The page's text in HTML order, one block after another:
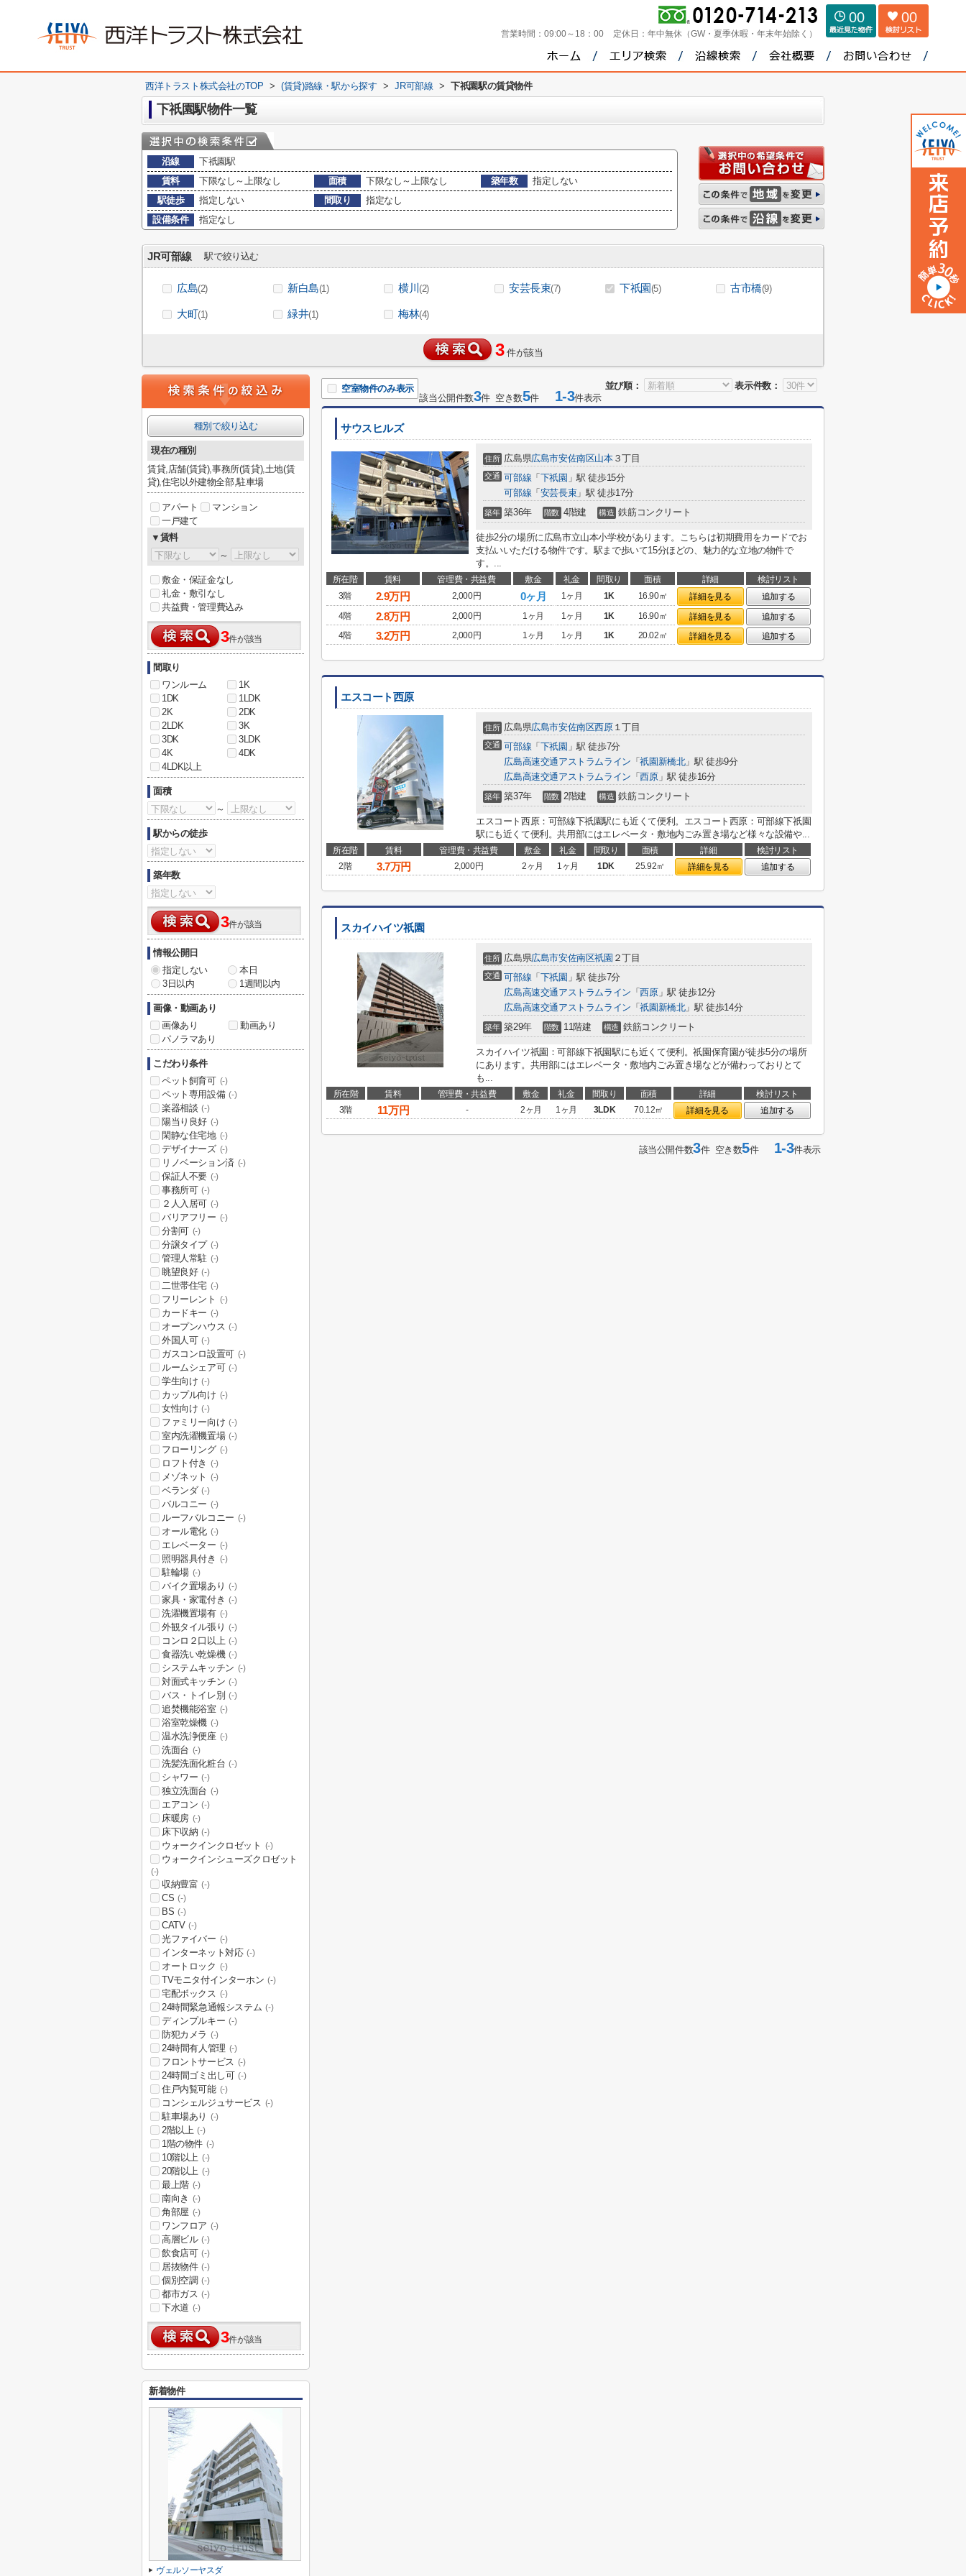
営業時間： 09:00～18：00 定休日： 年中無休（GW・夏季休暇・年末年始除く）
00 00
西洋トラスト株式会社のTOP > (賃貸)路線・駅から探す > JR可部線 > 下祇園駅の賃貸物件
下祇園駅物件一覧
沿線
下祇園駅
賃料
下限なし～上限なし 面積 下限なし～上限なし 築年数
指定しない
駅徒歩
指定しない 間取り
指定なし
設備条件
指定なし
JR可部線 駅で絞り込む
広島(2) 新白島(1) 横川(2) 安芸長束(7) 下祇園(5) 古市橋(9)
大町(1) 緑井(1) 梅林(4)
3 件が該当
並び順： 表示件数：
空室物件のみ表示
該当公開件数3件 空き数5件 1-3件表示
サウスヒルズ
住所 広島県広島市安佐南区山本３丁目
交通 可部線 「 下祇園 」駅 徒歩15分
可部線 「 安芸長束」駅 徒歩17分
築年 築36年 階数 4階建 構造 鉄筋コンクリート
徒歩2分の場所に広島市立山本小学校があります。こちらは初期費用をカードでお
支払いいただける物件です。駅まで歩いて15分ほどの、魅力的な立地の物件で
す。...
所在階 賃料 管理費・共益費 敷金 礼金 間取り 面積 詳細
検討リスト
3階
2.9万円 2,000円 0ヶ月 1ヶ月 1K 16.90㎡ 詳細を見る
追加する
4階
2.8万円 2,000円 1ヶ月 1ヶ月 1K 16.90㎡ 詳細を見る
追加する
4階
3.2万円 2,000円 1ヶ月 1ヶ月 1K 20.02㎡ 詳細を見る 追加する
エスコート西原
住所 広島県広島市安佐南区西原１丁目
交通 可部線 「 下祇園 」駅 徒歩7分
広島高速交通アストラムライン 「祇園新橋北」駅 徒歩9分
広島高速交通アストラムライン 「西原」駅 徒歩16分
築年 築37年 階数 2階建 構造 鉄筋コンクリート
エスコート西原：可部線下祇園駅にも近くて便利。エスコート西原：可部線下祇園
駅にも近くて便利。共用部にはエレベータ・敷地内ごみ置き場など様々な設備や...
所在階 賃料 管理費・共益費 敷金 礼金 間取り 面積 詳細
検討リスト
2階
3.7万円 2,000円 2ヶ月 1ヶ月 1DK 25.92㎡ 詳細を見る 追加する
スカイハイツ祇園
住所 広島県広島市安佐南区祇園 ２丁目
交通 可部線 「 下祇園 」駅 徒歩7分
広島高速交通アストラムライン 「西原」駅 徒歩12分
広島高速交通アストラムライン 「祇園新橋北」駅 徒歩14分
築年 築29年 階数 11階建 構造 鉄筋コンクリート
スカイハイツ祇園：可部線下祇園駅にも近くて便利。祇園保育園が徒歩5分の場所
にあります。共用部にはエレベータ・敷地内ごみ置き場などが備わっておりとて
も...
所在階 賃料 管理費・共益費 敷金 礼金 間取り 面積 詳細
検討リスト
3階
11万円 - 2ヶ月 1ヶ月 3LDK 70.12㎡ 詳細を見る 追加する
該当公開件数3件 空き数5件1-3件表示
種別で絞り込む
現在の種別
賃貸,店舗(賃貸),事務所(賃貸),土地(賃
貸),住宅以外建物全部,駐車場
アパート
マンション
一戸建て
▼賃料
～
敷金・保証金なし
礼金・敷引なし
共益費・管理費込み
3件が該当
間取り
ワンルーム
1K
1DK
1LDK
2K
2DK
2LDK
3K
3DK
3LDK
4K
4DK
4LDK以上
面積
～
駅からの徒歩
築年数
3件が該当
情報公開日
指定しない
本日
3日以内
1週間以内
画像・動画あり
画像あり
動画あり
パノラマあり
こだわり条件
ペット飼育可 (-)
ペット専用設備 (-)
楽器相談 (-)
陽当り良好 (-)
閑静な住宅地 (-)
デザイナーズ (-)
リノベーション済 (-)
保証人不要 (-)
事務所可 (-)
２人入居可 (-)
バリアフリー (-)
分割可 (-)
分譲タイプ (-)
管理人常駐 (-)
眺望良好 (-)
二世帯住宅 (-)
フリーレント (-)
カードキー (-)
オープンハウス (-)
外国人可 (-)
ガスコンロ設置可 (-)
ルームシェア可 (-)
学生向け (-)
カップル向け (-)
女性向け (-)
ファミリー向け (-)
室内洗濯機置場 (-)
フローリング (-)
ロフト付き (-)
メゾネット (-)
ベランダ (-)
バルコニー (-)
ルーフバルコニー (-)
オール電化 (-)
エレベーター (-)
照明器具付き (-)
駐輪場 (-)
バイク置場あり (-)
家具・家電付き (-)
洗濯機置場有 (-)
外観タイル張り (-)
コンロ２口以上 (-)
食器洗い乾燥機 (-)
システムキッチン (-)
対面式キッチン (-)
バス・トイレ別 (-)
追焚機能浴室 (-)
浴室乾燥機 (-)
温水洗浄便座 (-)
洗面台 (-)
洗髪洗面化粧台 (-)
シャワー (-)
独立洗面台 (-)
エアコン (-)
床暖房 (-)
床下収納 (-)
ウォークインクロゼット (-)
ウォークインシューズクロゼット
(-)
収納豊富 (-)
CS (-)
BS (-)
CATV (-)
光ファイバー (-)
インターネット対応 (-)
オートロック (-)
TVモニタ付インターホン (-)
宅配ボックス (-)
24時間緊急通報システム (-)
ディンプルキー (-)
防犯カメラ (-)
24時間有人管理 (-)
フロントサービス (-)
24時間ゴミ出し可 (-)
住戸内覧可能 (-)
コンシェルジュサービス (-)
駐車場あり (-)
2階以上 (-)
1階の物件 (-)
10階以上 (-)
20階以上 (-)
最上階 (-)
南向き (-)
角部屋 (-)
ワンフロア (-)
高層ビル (-)
飲食店可 (-)
居抜物件 (-)
個別空調 (-)
都市ガス (-)
下水道 (-)
3件が該当
新着物件
ヴェルソーヤスダ